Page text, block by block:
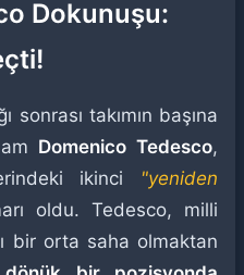
Dokunuşu:
sonrası takımın başına
Domenico Tedesco,
ikinci "yeniden
oldu. Tedesco, milli
bir orta saha olmaktan